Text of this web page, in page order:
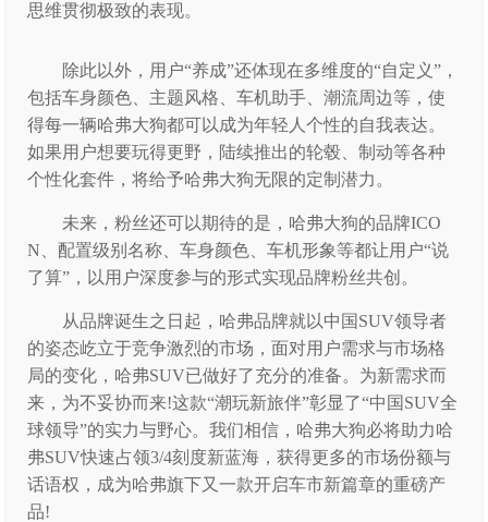
思维贯彻极致的表现。
除此以外，用户“养成”还体现在多维度的“自定义”，
包括车身颜色、主题风格、车机助手、潮流周边等，使
得每一辆哈弗大狗都可以成为年轻人个性的自我表达。
如果用户想要玩得更野，陆续推出的轮毂、制动等各种
个性化套件，将给予哈弗大狗无限的定制潜力。
未来，粉丝还可以期待的是，哈弗大狗的品牌ICO
N、配置级别名称、车身颜色、车机形象等都让用户“说
了算”，以用户深度参与的形式实现品牌粉丝共创。
从品牌诞生之日起，哈弗品牌就以中国SUV领导者
的姿态屹立于竞争激烈的市场，面对用户需求与市场格
局的变化，哈弗SUV已做好了充分的准备。为新需求而
来，为不妥协而来!这款“潮玩新旅伴”彰显了“中国SUV全
球领导”的实力与野心。我们相信，哈弗大狗必将助力哈
弗SUV快速占领3/4刻度新蓝海，获得更多的市场份额与
话语权，成为哈弗旗下又一款开启车市新篇章的重磅产
品!